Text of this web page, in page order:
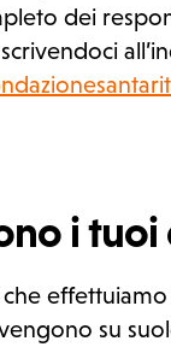
dei
i tuoi
su